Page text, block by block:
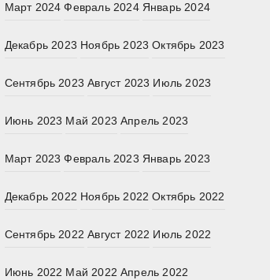
Март 2024 Февраль 2024 Январь 2024
Декабрь 2023 Ноябрь 2023 Октябрь 2023
Сентябрь 2023 Август 2023 Июль 2023
Июнь 2023 Май 2023 Апрель 2023
Март 2023 Февраль 2023 Январь 2023
Декабрь 2022 Ноябрь 2022 Октябрь 2022
Сентябрь 2022 Август 2022 Июль 2022
Июнь 2022 Май 2022 Апрель 2022